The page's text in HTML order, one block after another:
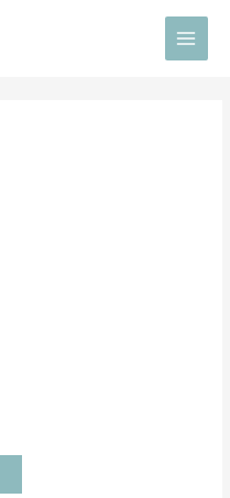
Main